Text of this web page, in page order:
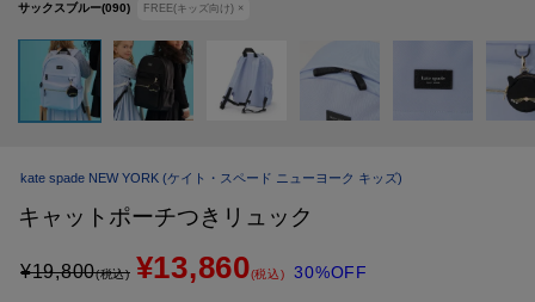
サックスブルー(090) FREE(キッズ向け) ×
kate spade NEW YORK (ケイト・スペード ニューヨーク キッズ)
キャットポーチつきリュック
¥19,800(税込) ¥13,860(税込) 30%OFF